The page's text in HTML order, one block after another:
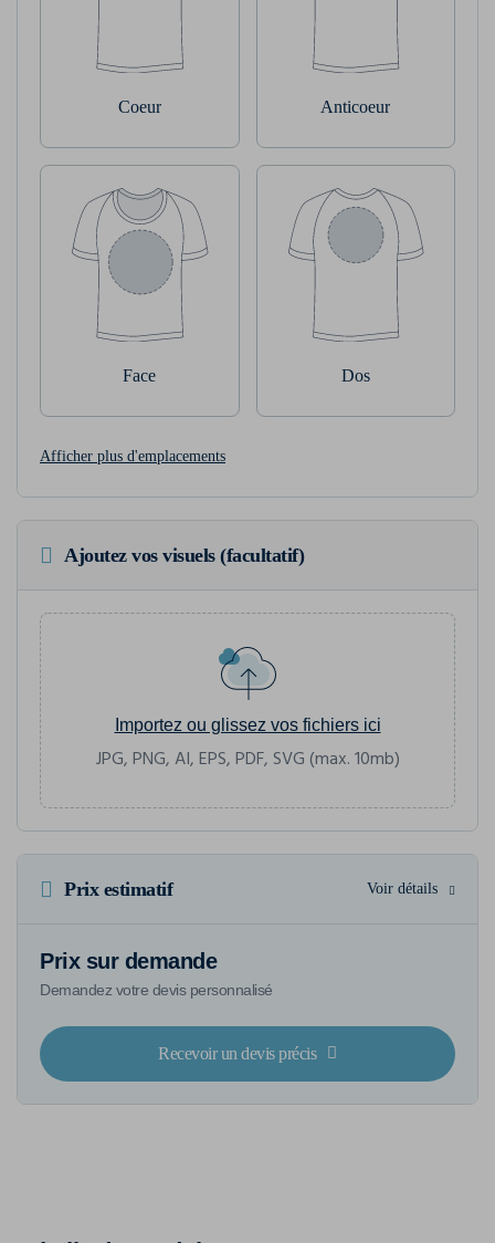
Coeur Anticoeur
Face Dos
Afficher plus d'emplacements
Ajoutez vos visuels (facultatif)
Importez ou glissez vos fichiers ici
JPG, PNG, AI, EPS, PDF, SVG (max. 10mb)
Prix estimatif Voir détails
Prix sur demande
Demandez votre devis personnalisé
Recevoir un devis précis